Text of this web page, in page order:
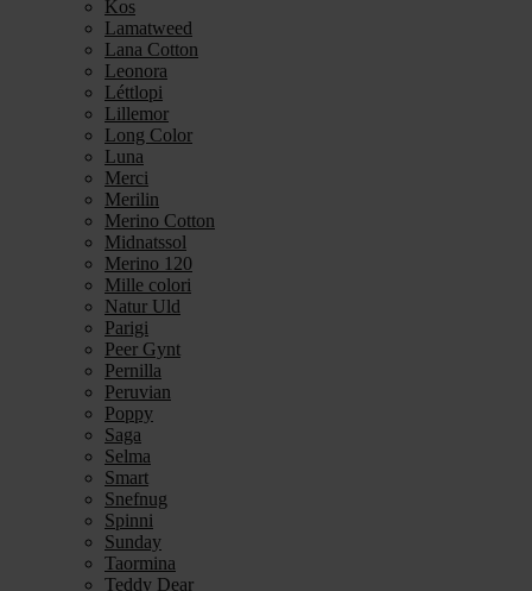
Kos
Lamatweed
Lana Cotton
Leonora
Léttlopi
Lillemor
Long Color
Luna
Merci
Merilin
Merino Cotton
Midnatssol
Merino 120
Mille colori
Natur Uld
Parigi
Peer Gynt
Pernilla
Peruvian
Poppy
Saga
Selma
Smart
Snefnug
Spinni
Sunday
Taormina
Teddy Dear